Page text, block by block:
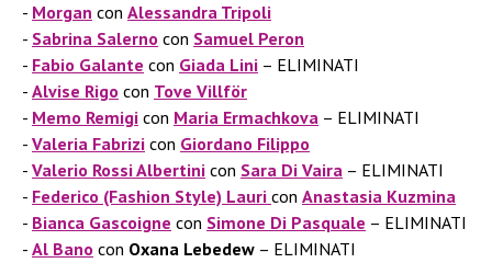
Morgan con Alessandra Tripoli
Sabrina Salerno con Samuel Peron
Fabio Galante con Giada Lini – ELIMINATI
Alvise Rigo con Tove Villför
Memo Remigi con Maria Ermachkova – ELIMINATI
Valeria Fabrizi con Giordano Filippo
Valerio Rossi Albertini con Sara Di Vaira – ELIMINATI
Federico (Fashion Style) Lauri con Anastasia Kuzmina
Bianca Gascoigne con Simone Di Pasquale – ELIMINATI
Al Bano con Oxana Lebedew – ELIMINATI